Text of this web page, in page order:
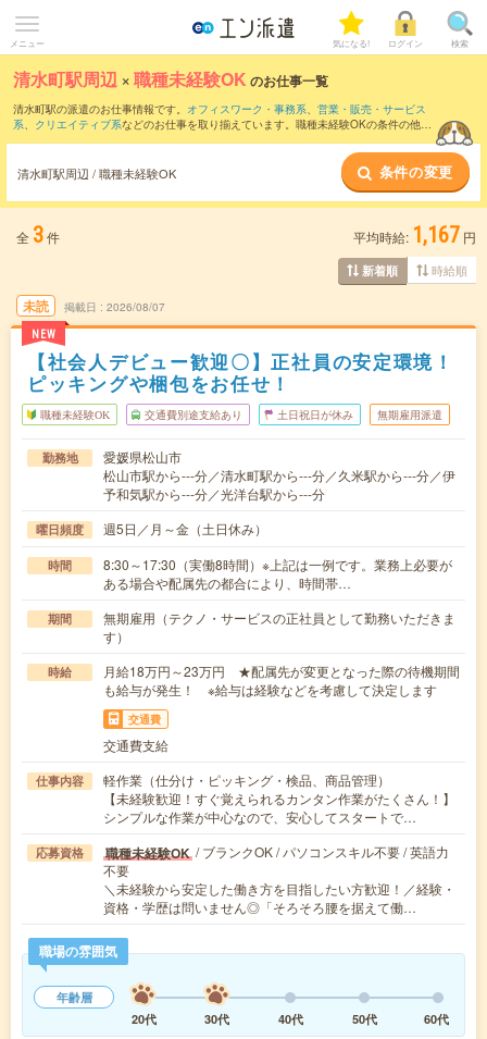
メニュー 気になる! ログイン 検索
清水町駅周辺 ×職種未経験OK のお仕事一覧
清水町駅の派遣のお仕事情報です。 オフィスワーク・事務系、 営業・販売・サービス
系、 クリエイティブ系などのお仕事を取り揃えています。職種未経験OKの条件の他
清水町駅周辺 / 職種未経験OK 条件の変更
全 3件 平均時給: 1,167 円
新着順 時給順
未読
NEW
掲載日 2026/08/07
【社会人デビュー歓迎〇】正社員の安定環境！
ピッキングや梱包をお任せ！
職種未経験OK 交通費別途支給あり 土日祝日が休み 無期雇用派遣
勤務地
愛媛県松山市
松山市駅から---分／清水町駅から---分／久米駅から---分／伊
予和気駅から---分／光洋台駅から---分
曜日頻度 週5日／月～金（土日休み）
時間
8:30～17:30（実働8時間）※上記は一例です。業務上必要が
ある場合や配属先の都合により、時間帯…
期間
無期雇用（テクノ・サービスの正社員として勤務いただきま
す）
時給
月給18万円～23万円 ★配属先が変更となった際の待機期間
も給与が発生！ ※給与は経験などを考慮して決定します
交通費
交通費支給
仕事内容
軽作業（仕分け・ピッキング・検品、商品管理）
【未経験歓迎！すぐ覚えられるカンタン作業がたくさん！】
シンプルな作業が中心なので、安心してスタートで…
応募資格 職種未経験OK / ブランクOK / パソコンスキル不要 / 英語力
不要
＼未経験から安定した働き方を目指したい方歓迎！／経験・
資格・学歴は問いません◎「そろそろ腰を据えて働…
職場の雰囲気
年齢層
20代
30代 40代 50代 60代